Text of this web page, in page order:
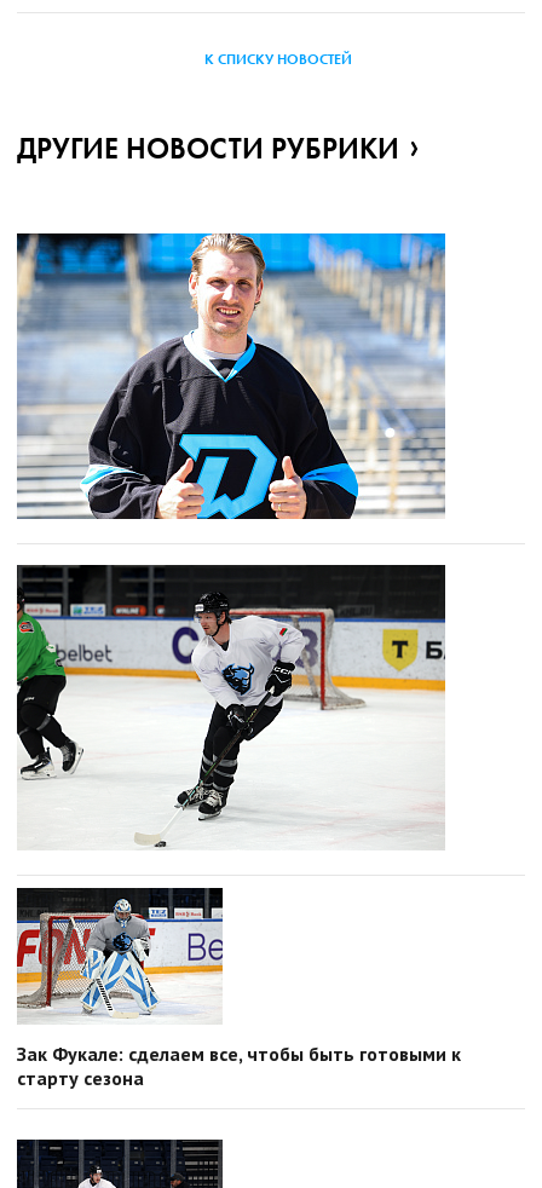
К СПИСКУ НОВОСТЕЙ
ДРУГИЕ НОВОСТИ РУБРИКИ
Зак Фукале: сделаем все, чтобы быть готовыми к
старту сезона